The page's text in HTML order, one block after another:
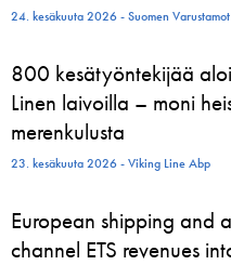
24. kesäkuuta 2026 - Suomen
800 kesätyöntekijää
Linen laivoilla – moni
merenkulusta
23. kesäkuuta 2026 - Viking Line Abp
European shipping and
channel ETS revenues